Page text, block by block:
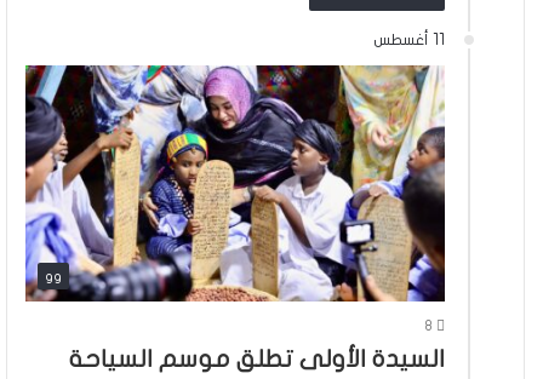
gg
8
السيدة الأولى تطلق موسم السياحة